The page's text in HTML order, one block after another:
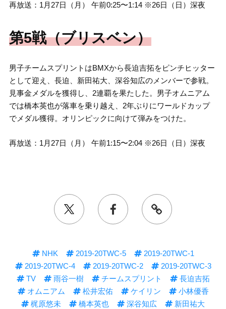
再放送：1月27日（月） 午前0:25〜1:14 ※26日（日）深夜
第5戦（ブリスベン）
男子チームスプリントはBMXから長迫吉拓をピンチヒッター
として迎え、長迫、新田祐大、深谷知広のメンバーで参戦。
見事金メダルを獲得し、2連覇を果たした。男子オムニアム
では橋本英也が落車を乗り越え、2年ぶりにワールドカップ
でメダル獲得。オリンピックに向けて弾みをつけた。
再放送：1月27日（月） 午前1:15〜2:04 ※26日（日）深夜
NHK 2019-20TWC-5
2019-20TWC-1
2019-20TWC-4
2019-20TWC-2
2019-20TWC-3
TV
雨谷一樹 チームスプリント
長迫吉拓
オムニアム
松井宏佑 ケイリン
小林優香
梶原悠未
橋本英也 深谷知広 新田祐大